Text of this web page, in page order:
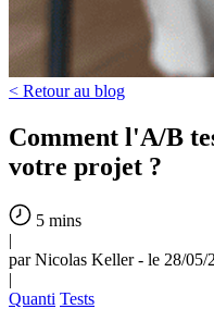
< Retour au blog
Comment l'A/B
votre projet ?
5 mins
|
par Nicolas Keller - le 28/05/
|
Quanti Tests